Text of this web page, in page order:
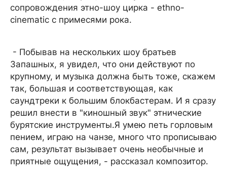
сопровождения этно-шоу цирка - еthno-
cinematic с примесями рока.
- Побывав на нескольких шоу братьев
Запашных, я увидел, что они действуют по
крупному, и музыка должна быть тоже, скажем
так, большая и соответствующая, как
саундтреки к большим блокбастерам. И я сразу
решил внести в "киношный звук" этнические
бурятские инструменты.Я умею петь горловым
пением, играю на чанзе, много что прописываю
сам, результат вызывает очень необычные и
приятные ощущения, - рассказал композитор.